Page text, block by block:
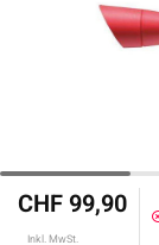
CHF 99,90
Inkl. MwSt.